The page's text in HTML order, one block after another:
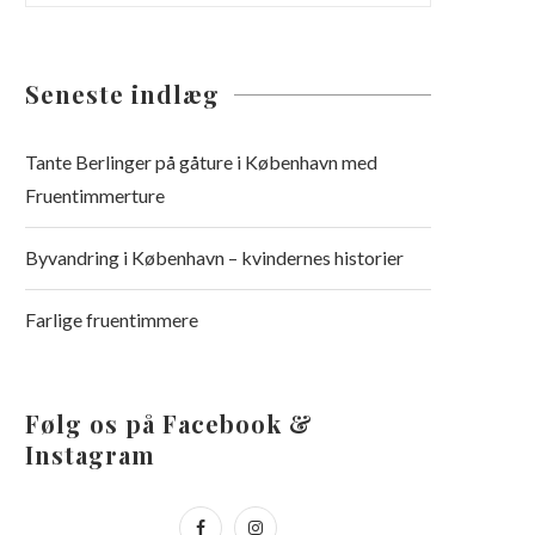
Seneste indlæg
Tante Berlinger på gåture i København med
Fruentimmerture
Byvandring i København – kvindernes historier
Farlige fruentimmere
Følg os på Facebook &
Instagram